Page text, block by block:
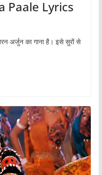
Paale Lyrics
अर्जुन का गाना है। इसे सुरों से